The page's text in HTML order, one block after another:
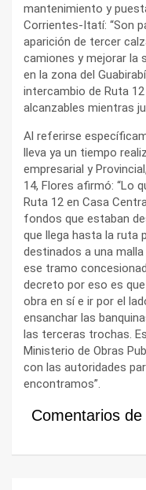
mantenimiento y
Corrientes-Itatí: “Son
aparición de tercer
camiones y mejorar la
en la zona del
intercambio de Ruta
alcanzables mientras
Al referirse
lleva ya un tiempo
empresarial y
14, Flores afirmó: “Lo
Ruta 12 en Casa
fondos que estaban
que llega hasta la ruta
destinados a una
ese tramo
decreto por eso es
obra en sí e ir por el
ensanchar las
las terceras trochas.
Ministerio de Obras
con las autoridades
encontramos”.
Comentarios